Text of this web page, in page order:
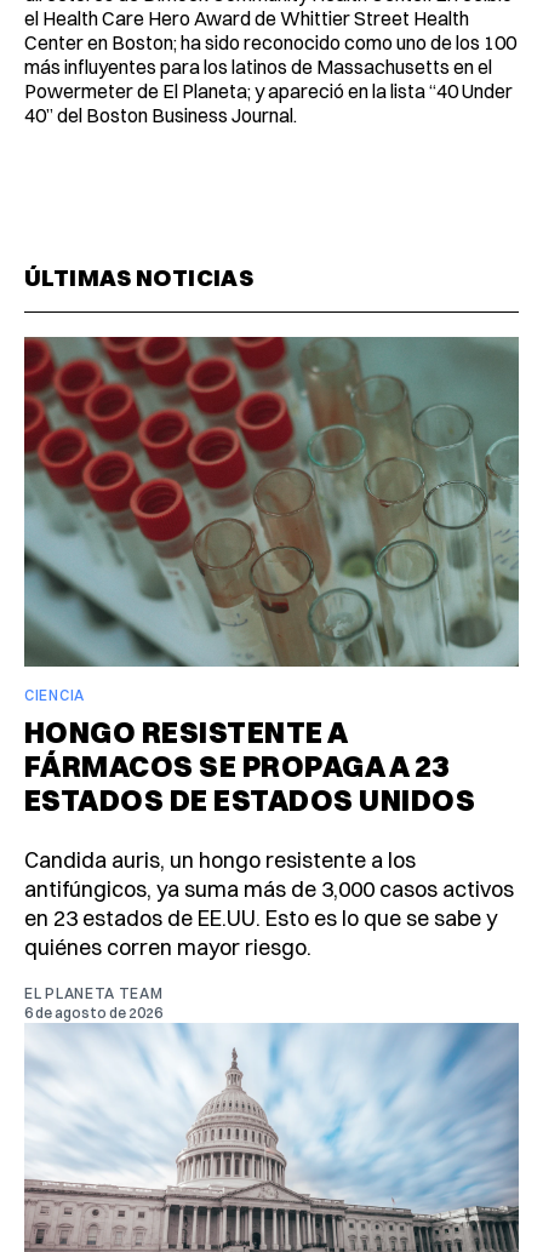
el Health Care Hero Award de Whittier Street Health
Center en Boston; ha sido reconocido como uno de los 100
más influyentes para los latinos de Massachusetts en el
Powermeter de El Planeta; y apareció en la lista “40 Under
40” del Boston Business Journal.
ÚLTIMAS NOTICIAS
CIENCIA
HONGO RESISTENTE A
FÁRMACOS SE PROPAGA A 23
ESTADOS DE ESTADOS UNIDOS
Candida auris, un hongo resistente a los
antifúngicos, ya suma más de 3,000 casos activos
en 23 estados de EE.UU. Esto es lo que se sabe y
quiénes corren mayor riesgo.
EL PLANETA TEAM
6 de agosto de 2026